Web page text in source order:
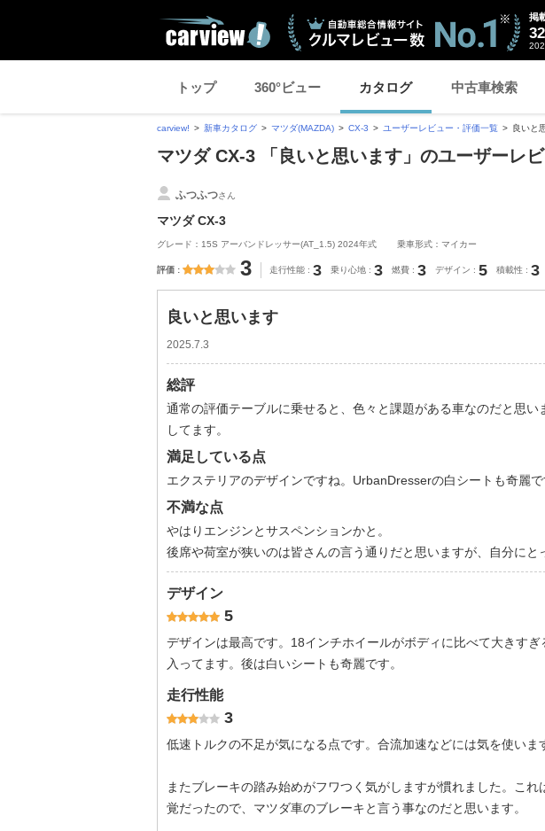
掲
トップ 360°ビュー カタログ 中古車検索
carview! 新車カタログ マツダ(MAZDA) CX-3 ユーザーレビュー・評価一覧 良いと
マツダ CX-3 「良いと思います」のユーザーレ
ふつふつさん
マツダ CX-3
グレード：15S アーバンドレッサー(AT_1.5) 2024年式 乗車形式：マイカー
評価 3 走行性能 3 乗り心地 3 燃費 3 デザイン 5 積載性 3
良いと思います
2025.7.3
総評
通常の評価テーブルに乗せると、色々と課題がある車なのだと思い
してます。
満足している点
エクステリアのデザインですね。UrbanDresserの白シートも奇麗で
不満な点
やはりエンジンとサスペンションかと。
後席や荷室が狭いのは皆さんの言う通りだと思いますが、自分にと
デザイン
5
デザインは最高です。18インチホイールがボディに比べて大きす
入ってます。後は白いシートも奇麗です。
走行性能
3
低速トルクの不足が気になる点です。合流加速などには気を使いま
またブレーキの踏み始めがフワつく気がしますが慣れました。こ
覚だったので、マツダ車のブレーキと言う事なのだと思います。